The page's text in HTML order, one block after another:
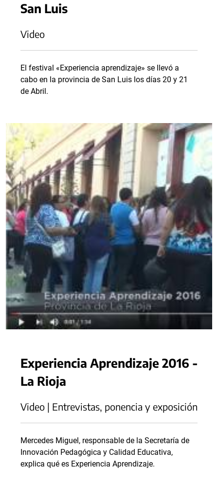
San Luis
Video
El festival «Experiencia aprendizaje» se llevó a
cabo en la provincia de San Luis los días 20 y 21
de Abril.
Experiencia Aprendizaje 2016 -
La Rioja
Video | Entrevistas, ponencia y exposición
Mercedes Miguel, responsable de la Secretaría de
Innovación Pedagógica y Calidad Educativa,
explica qué es Experiencia Aprendizaje.